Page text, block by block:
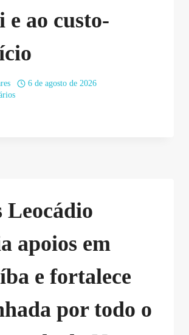
e ao custo-
6 de agosto de 2026
Leocádio
apoios em
e fortalece
por todo o